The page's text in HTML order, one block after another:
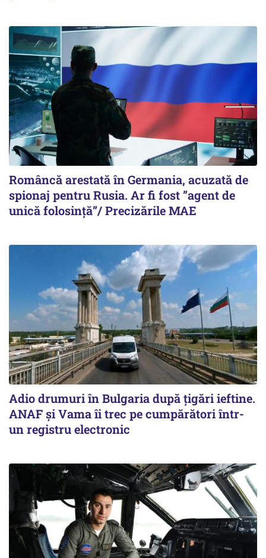
Româncă arestată în Germania, acuzată de
spionaj pentru Rusia. Ar fi fost ”agent de
unică folosință”/ Precizările MAE
Adio drumuri în Bulgaria după țigări ieftine.
ANAF și Vama îi trec pe cumpărători într-
un registru electronic